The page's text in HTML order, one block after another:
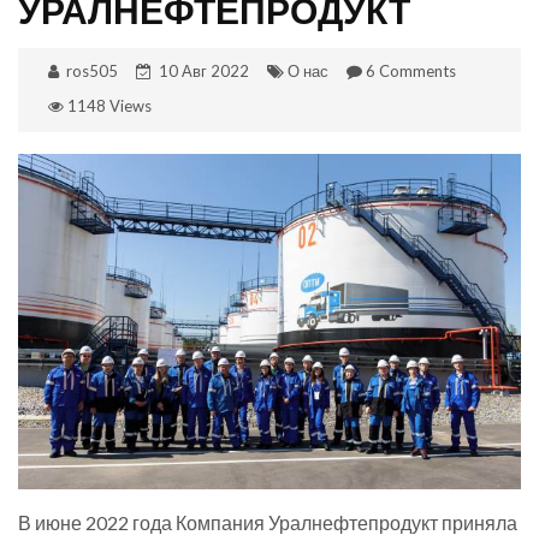
УРАЛНЕФТЕПРОДУКТ
ros505 10 Авг 2022 О нас
6 Comments
1148 Views
В июне 2022 года Компания Уралнефтепродукт приняла